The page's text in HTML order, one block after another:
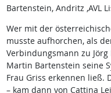
Bartenstein, Andritz ,AVL
Wer mit der
musste aufhorchen, als
Verbindungsmann zu
Martin Bartenstein seine
Frau Griss erkennen ließ.
– kam dann von Cattina